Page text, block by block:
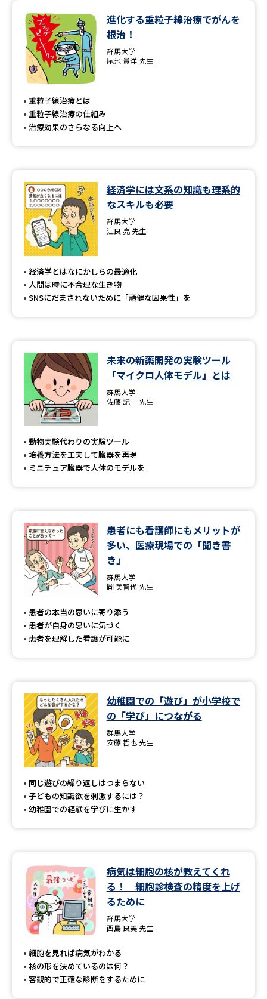
先輩が入学を決めた理由
新生活お役立ちガイド
学問発見
学問のミニ講義「夢ナビ講義」 学問分野解説
学問の教科書 夢ナビライブ
ユーザーサポート
Ｑ＆Ａ よくあるご質問 大学進学IDについて
テレメール
お支払いサイト
個人情報取扱規定
特定商取引表記
訂正のご案内
進化する重粒子線治療でがんを
根治！
群馬大学
尾池 貴洋 先生
重粒子線治療とは
重粒子線治療の仕組み
治療効果のさらなる向上へ
経済学には文系の知識も理系的
なスキルも必要
群馬大学
江良 亮 先生
経済学とはなにかしらの最適化
人間は時に不合理な生き物
SNSにだまされないために「頑健な因果性」を
未来の新薬開発の実験ツール
「マイクロ人体モデル」とは
群馬大学
佐藤 記一 先生
動物実験代わりの実験ツール
培養方法を工夫して臓器を再現
ミニチュア臓器で人体のモデルを
患者にも看護師にもメリットが
多い、医療現場での「聞き書
き」
群馬大学
岡 美智代 先生
患者の本当の思いに寄り添う
患者が自身の思いに気づく
患者を理解した看護が可能に
幼稚園での「遊び」が小学校で
の「学び」につながる
群馬大学
安藤 哲也 先生
同じ遊びの繰り返しはつまらない
子どもの知識欲を刺激するには？
幼稚園での経験を学びに生かす
病気は細胞の核が教えてくれ
る！ 細胞診検査の精度を上げ
るために
群馬大学
西島 良美 先生
細胞を見れば病気がわかる
核の形を決めているのは何？
客観的で正確な診断をするために